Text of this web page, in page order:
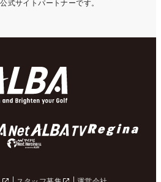
式サイトパートナーです。